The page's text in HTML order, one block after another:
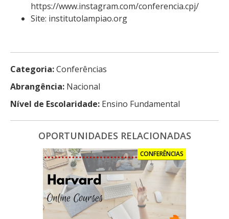
https://www.instagram.com/conferencia.cpj/
Site: institutolampiao.org
Categoria:Conferências
Abrangência: Nacional
Nível de Escolaridade: Ensino Fundamental
OPORTUNIDADES RELACIONADAS
CONFERÊNCIAS